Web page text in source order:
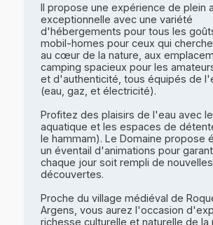
Il propose une expérience de plein
exceptionnelle avec une variété
d'hébergements pour tous les
mobil-homes pour ceux qui
au cœur de la nature, aux
camping spacieux pour les
et d'authenticité, tous équipés de
(eau, gaz, et électricité).
Profitez des plaisirs de l'eau avec
aquatique et les espaces de
le hammam). Le Domaine propose
un éventail d'animations pour
chaque jour soit rempli de nouvelles
découvertes.
Proche du village médiéval de
Argens, vous aurez l'occasion
richesse culturelle et naturelle de la